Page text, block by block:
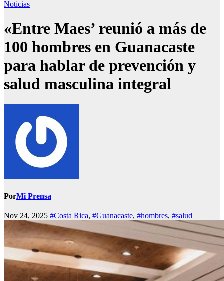
Noticias
«Entre Maes’ reunió a más de
100 hombres en Guanacaste
para hablar de prevención y
salud masculina integral
PorMi Prensa
Nov 24, 2025 #Costa Rica, #Guanacaste, #hombres, #salud